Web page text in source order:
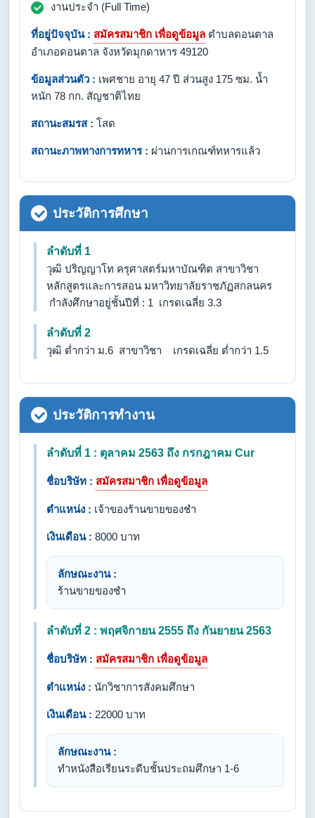
งานประจำ (Full Time)
ที่อยู่ปัจจุบัน : สมัครสมาชิก เพื่อดูข้อมูล ตำบลดอนตาล
อำเภอดอนตาล จังหวัดมุกดาหาร 49120
ข้อมูลส่วนตัว : เพศชาย อายุ 47 ปี ส่วนสูง 175 ซม. น้ำ
หนัก 78 กก. สัญชาติไทย
สถานะสมรส : โสด
สถานะภาพทางการทหาร : ผ่านการเกณฑ์ทหารแล้ว
ประวัติการศึกษา
ลำดับที่ 1
วุฒิ ปริญญาโท ครุศาสตร์​มหาบัณฑิต​ สาขาวิชา
หลักสูตร​และการสอน มหาวิทยาลัย​ราชภัฏ​สกลนคร​
กำลังศึกษาอยู่ชั้นปีที่ : 1 เกรดเฉลี่ย 3.3
ลำดับที่ 2
วุฒิ ต่ำกว่า ม.6 สาขาวิชา เกรดเฉลี่ย ต่ำกว่า 1.5
ประวัติการทำงาน
ลำดับที่ 1 : ตุลาคม 2563 ถึง กรกฎาคม Cur
ชื่อบริษัท : สมัครสมาชิก เพื่อดูข้อมูล
ตำแหน่ง : เจ้าของร้านขายของชำ
เงินเดือน : 8000 บาท
ลักษณะงาน :
ร้านขายของชำ
ลำดับที่ 2 : พฤศจิกายน 2555 ถึง กันยายน 2563
ชื่อบริษัท : สมัครสมาชิก เพื่อดูข้อมูล
ตำแหน่ง : นักวิชาการ​สังคมศึกษา​
เงินเดือน : 22000 บาท
ลักษณะงาน :
ทำหนังสือเรียนระดีบชั้น​ประถมศึกษา​ 1-6